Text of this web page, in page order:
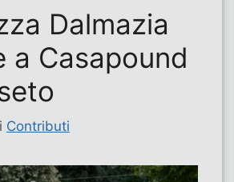
Dalmazia
a Casapound
Contributi